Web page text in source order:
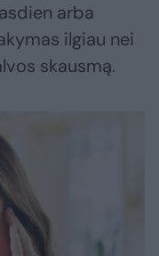
arba
ilgiau nei
skausmą.